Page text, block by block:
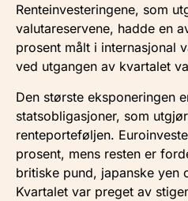
Renteinvesteringene, som
valutareservene, hadde en
prosent målt i internasjonal
ved utgangen av kvartalet
Den største eksponeringen
statsobligasjoner, som
renteporteføljen.
prosent, mens resten er
britiske pund, japanske yen
Kvartalet var preget av